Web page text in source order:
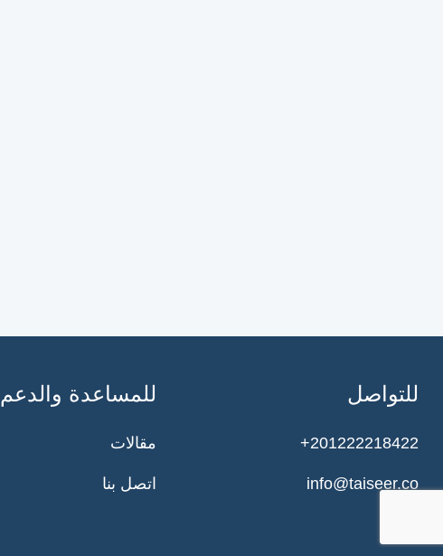
للمساعدة والدعم
مقالات
اتصل بنا
للتواصل
+201222218422
info@taiseer.co